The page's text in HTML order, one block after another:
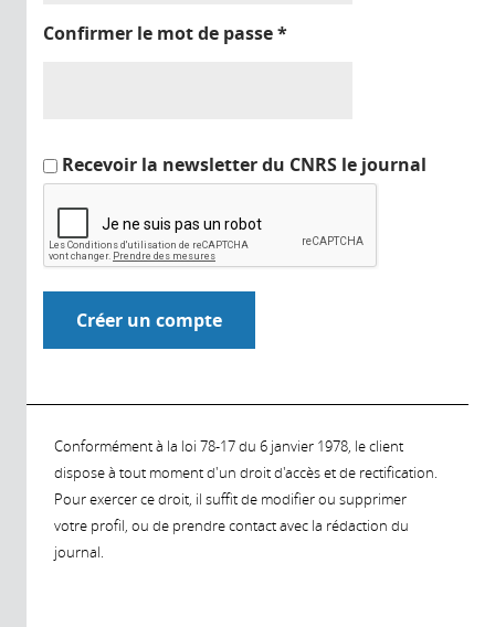
Confirmer le mot de passe*
Recevoir la newsletter du CNRS le journal
Conformément à la loi 78-17 du 6 janvier 1978, le client
dispose à tout moment d'un droit d'accès et de rectification.
Pour exercer ce droit, il suffit de modifier ou supprimer
votre profil, ou de prendre contact avec la rédaction du
journal.